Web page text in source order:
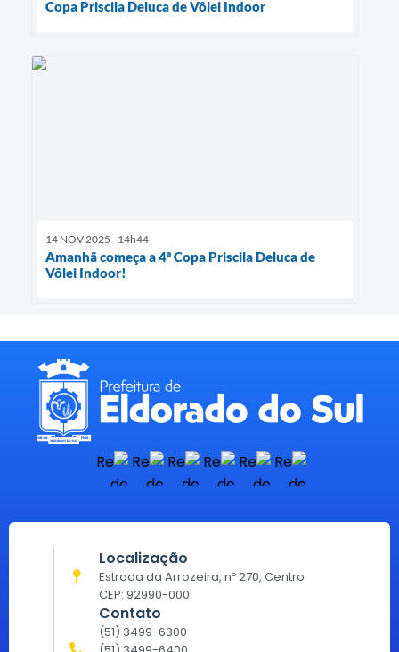
Copa Priscila Deluca de Vôlei Indoor
14 NOV 2025 - 14h44
Amanhã começa a 4ª Copa Priscila Deluca de
Vôlei Indoor!
Localização
Estrada da Arrozeira, nº 270, Centro
CEP: 92990-000
Contato
(51) 3499-6300